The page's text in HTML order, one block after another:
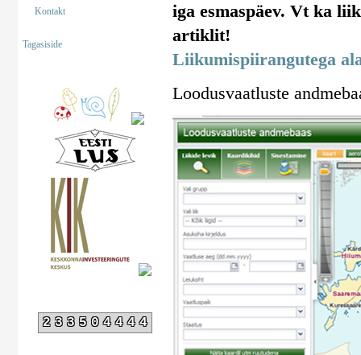
Kontakt
Tagasiside
233504444
iga esmaspäev. Vt ka
artiklit!
Liikumispiirangutega
Loodusvaatluste